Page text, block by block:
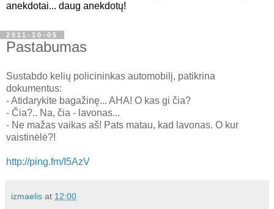
anekdotai... daug anekdotų!
2011-10-05
Pastabumas
Sustabdo kelių policininkas automobilį, patikrina
dokumentus:
- Atidarykite bagažinę... AHA! O kas gi čia?
- Čia?.. Na, čia - lavonas...
- Ne mažas vaikas aš! Pats matau, kad lavonas. O kur
vaistinėlė?!
http://ping.fm/I5AzV
izmaelis at 12:00